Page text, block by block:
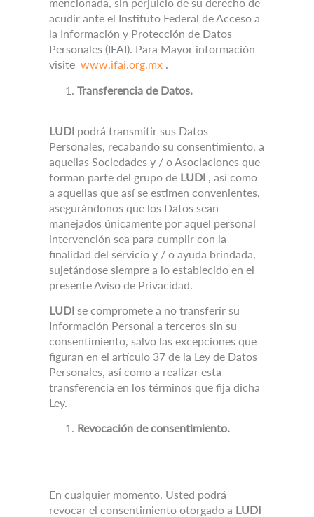
acudir ante el Instituto Federal de Acceso a
la Información y Protección de Datos
Personales (IFAI). Para Mayor información
visite www.ifai.org.mx .
Transferencia de Datos.
LUDI podrá transmitir sus Datos
Personales, recabando su consentimiento, a
aquellas Sociedades y / o Asociaciones que
forman parte del grupo de LUDI , así como
a aquellas que así se estimen convenientes,
asegurándonos que los Datos sean
manejados únicamente por aquel personal
intervención sea para cumplir con la
finalidad del servicio y / o ayuda brindada,
sujetándose siempre a lo establecido en el
presente Aviso de Privacidad.
LUDI se compromete a no transferir su
Información Personal a terceros sin su
consentimiento, salvo las excepciones que
figuran en el artículo 37 de la Ley de Datos
Personales, así como a realizar esta
transferencia en los términos que fija dicha
Ley.
Revocación de consentimiento.
En cualquier momento, Usted podrá
revocar el consentimiento otorgado a LUDI